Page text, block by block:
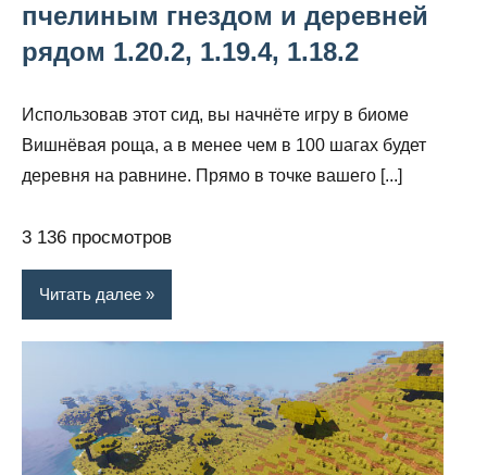
пчелиным гнездом и деревней
рядом 1.20.2, 1.19.4, 1.18.2
Использовав этот сид, вы начнёте игру в биоме
Вишнёвая роща, а в менее чем в 100 шагах будет
деревня на равнине. Прямо в точке вашего [...]
3 136 просмотров
Читать далее